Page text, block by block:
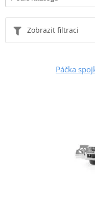
Zobrazit filtraci
Páčka